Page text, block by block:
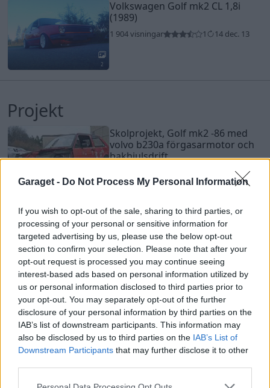
Garaget - Do Not Process My Personal Information
If you wish to opt-out of the sale, sharing to third parties, or
processing of your personal or sensitive information for
targeted advertising by us, please use the below opt-out
section to confirm your selection. Please note that after your
opt-out request is processed you may continue seeing
interest-based ads based on personal information utilized by
us or personal information disclosed to third parties prior to
your opt-out. You may separately opt-out of the further
disclosure of your personal information by third parties on the
IAB’s list of downstream participants. This information may
also be disclosed by us to third parties on the IAB’s List of
Downstream Participants that may further disclose it to other
2
Volkswagen Golf mk2 CL 1,8i
(1989)
1 904 visningar 1 14 dec. 13
Projekt
Skolprojekt, Golf mk2 -86 med
volvo b230a förgasarmotor och
bakhjulsdrift
projektarbete som jag och två av
ska bygga om en golf mk2 från
-86 och sätta i framvagn, motor,
växellåda och bakaxel från en
volvo 740, målet är att få den
körbar med dom delarna och
förhoppningsvis kunna åka
några repor med den :)
25 714
Visningar
Uppdaterad 11 oktober
2016